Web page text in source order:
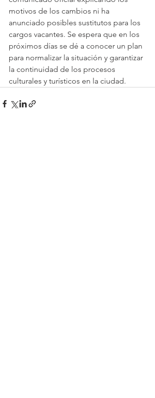
motivos de los cambios ni ha
anunciado posibles sustitutos para los
cargos vacantes. Se espera que en los
próximos días se dé a conocer un plan
para normalizar la situación y garantizar
la continuidad de los procesos
culturales y turísticos en la ciudad.